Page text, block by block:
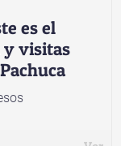
es el
y visitas